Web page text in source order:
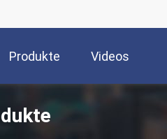
Produkte Videos